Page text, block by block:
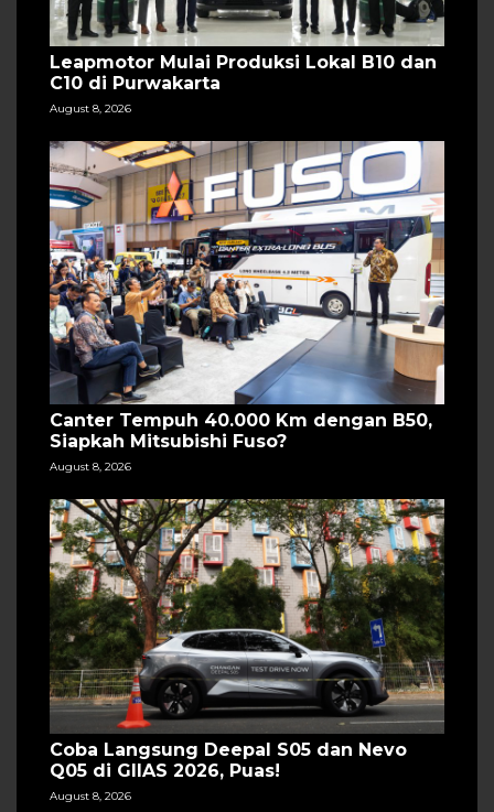
Leapmotor Mulai Produksi Lokal B10 dan
C10 di Purwakarta
August 8, 2026
Canter Tempuh 40.000 Km dengan B50,
Siapkah Mitsubishi Fuso?
August 8, 2026
Coba Langsung Deepal S05 dan Nevo
Q05 di GIIAS 2026, Puas!
August 8, 2026